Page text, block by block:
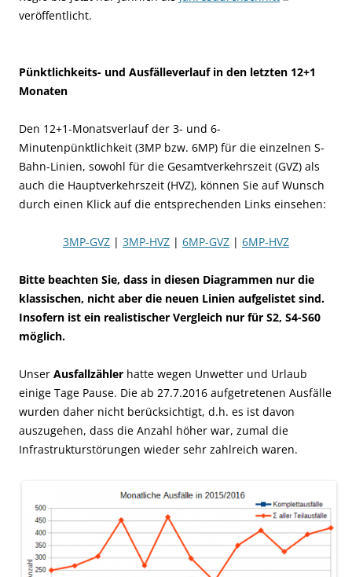
veröffentlicht.
Pünktlichkeits- und Ausfälleverlauf in den letzten 12+1
Monaten
Den 12+1-Monatsverlauf der 3- und 6-
Minutenpünktlichkeit (3MP bzw. 6MP) für die einzelnen S-
Bahn-Linien, sowohl für die Gesamtverkehrszeit (GVZ) als
auch die Hauptverkehrszeit (HVZ), können Sie auf Wunsch
durch einen Klick auf die entsprechenden Links einsehen:
3MP-GVZ | 3MP-HVZ | 6MP-GVZ | 6MP-HVZ
Bitte beachten Sie, dass in diesen Diagrammen nur die
klassischen, nicht aber die neuen Linien aufgelistet sind.
Insofern ist ein realistischer Vergleich nur für S2, S4-S60
möglich.
Unser Ausfallzähler hatte wegen Unwetter und Urlaub
einige Tage Pause. Die ab 27.7.2016 aufgetretenen Ausfälle
wurden daher nicht berücksichtigt, d.h. es ist davon
auszugehen, dass die Anzahl höher war, zumal die
Infrastrukturstörungen wieder sehr zahlreich waren.